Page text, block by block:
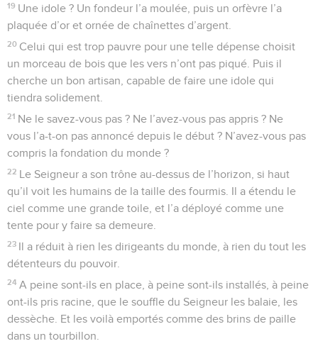
19 Une idole ? Un fondeur l’a moulée, puis un orfèvre l’a
plaquée d’or et ornée de chaînettes d’argent.
20 Celui qui est trop pauvre pour une telle dépense choisit
un morceau de bois que les vers n’ont pas piqué. Puis il
cherche un bon artisan, capable de faire une idole qui
tiendra solidement.
21 Ne le savez-vous pas ? Ne l’avez-vous pas appris ? Ne
vous l’a-t-on pas annoncé depuis le début ? N’avez-vous pas
compris la fondation du monde ?
22 Le Seigneur a son trône au-dessus de l’horizon, si haut
qu’il voit les humains de la taille des fourmis. Il a étendu le
ciel comme une grande toile, et l’a déployé comme une
tente pour y faire sa demeure.
23 Il a réduit à rien les dirigeants du monde, à rien du tout les
détenteurs du pouvoir.
24 A peine sont-ils en place, à peine sont-ils installés, à peine
ont-ils pris racine, que le souffle du Seigneur les balaie, les
dessèche. Et les voilà emportés comme des brins de paille
dans un tourbillon.